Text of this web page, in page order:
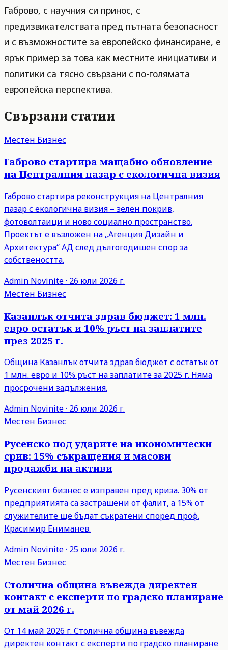
Габрово, с научния си принос, с
предизвикателствата пред пътната безопасност
и с възможностите за европейско финансиране, е
ярък пример за това как местните инициативи и
политики са тясно свързани с по-голямата
европейска перспектива.
Свързани статии
Местен Бизнес
Габрово стартира мащабно обновление
на Централния пазар с екологична визия
Габрово стартира реконструкция на Централния
пазар с екологична визия – зелен покрив,
фотоволтаици и ново социално пространство.
Проектът е възложен на „Агенция Дизайн и
Архитектура“ АД след дългогодишен спор за
собствеността.
Admin Novinite· 26 юли 2026 г.
Местен Бизнес
Казанлък отчита здрав бюджет: 1 млн.
евро остатък и 10% ръст на заплатите
през 2025 г.
Община Казанлък отчита здрав бюджет с остатък от
1 млн. евро и 10% ръст на заплатите за 2025 г. Няма
просрочени задължения.
Admin Novinite· 26 юли 2026 г.
Местен Бизнес
Русенско под ударите на икономически
срив: 15% съкращения и масови
продажби на активи
Русенският бизнес е изправен пред криза. 30% от
предприятията са застрашени от фалит, а 15% от
служителите ще бъдат съкратени според проф.
Красимир Ениманев.
Admin Novinite· 25 юли 2026 г.
Местен Бизнес
Столична община въвежда директен
контакт с експерти по градско планиране
от май 2026 г.
От 14 май 2026 г. Столична община въвежда
директен контакт с експерти по градско планиране